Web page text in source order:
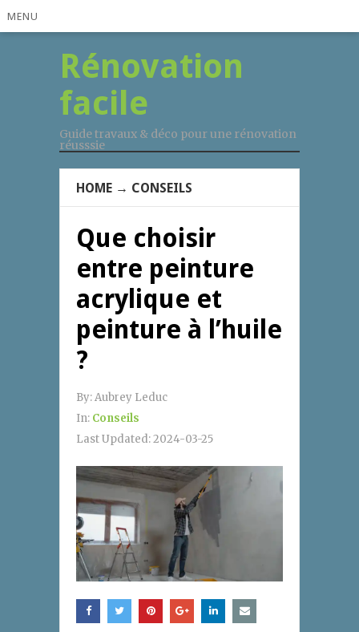
MENU
Rénovation
facile
Guide travaux & déco pour une rénovation
réusssie
HOME → CONSEILS
Que choisir
entre peinture
acrylique et
peinture à l’huile
?
By:Aubrey Leduc
In: Conseils
Last Updated:2024-03-25